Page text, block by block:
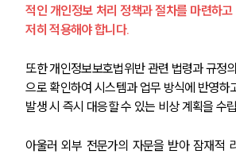
대륜법률상담예약
대륜법률상담예약
적인 개인정보 처리 정책과 절차를 마련하
저히 적용해야 합니다.
또한 개인정보보호법위반 관련 법령과 규정
으로 확인하여 시스템과 업무 방식에 반영하
발생 시 즉시 대응할 수 있는 비상 계획을 수
아울러 외부 전문가의 자문을 받아 잠재적